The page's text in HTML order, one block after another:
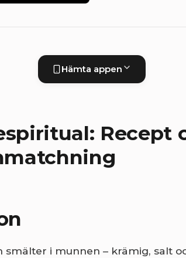
Hämta appen
Recept
smälter i munnen – krämig, salt